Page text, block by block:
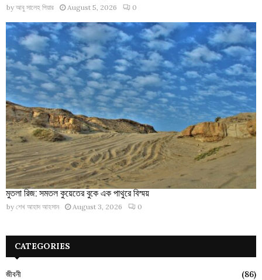
by আবু সালেহ পিয়ার August 5, 2026 0
মুতলা রিজ: সমতল কুয়েতের বুকে এক পাথুরে বিস্ময়
by শেখ আহাদ আহসান August 3, 2026 0
CATEGORIES
জীবনী
(86)